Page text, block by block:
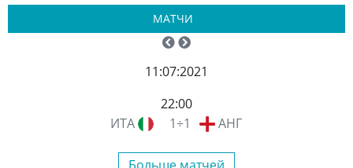
МАТЧИ
11:07:2021
22:00
ИТА
1÷1 АНГ